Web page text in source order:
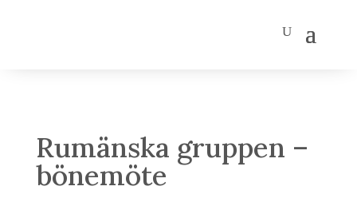
Rumänska gruppen –
bönemöte